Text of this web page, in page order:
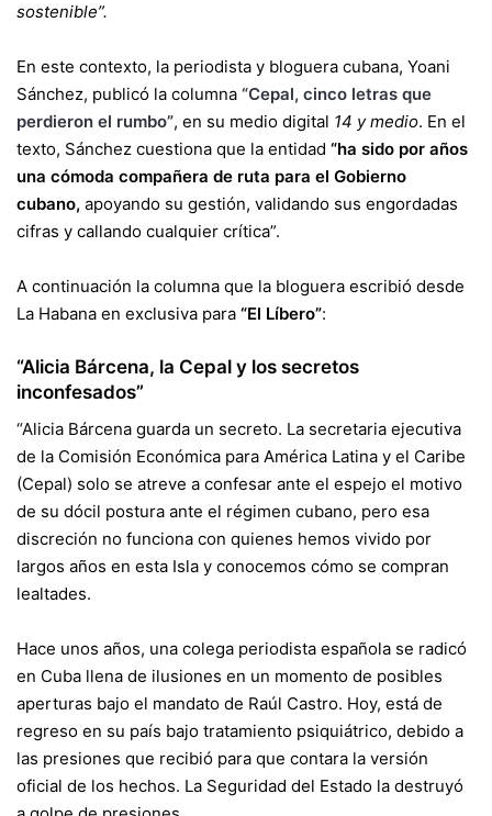
sostenible”.
En este contexto, la periodista y bloguera cubana, Yoani
Sánchez, publicó la columna “Cepal, cinco letras que
perdieron el rumbo”, en su medio digital 14 y medio. En el
texto, Sánchez cuestiona que la entidad “ha sido por años
una cómoda compañera de ruta para el Gobierno
cubano, apoyando su gestión, validando sus engordadas
cifras y callando cualquier crítica”.
A continuación la columna que la bloguera escribió desde
La Habana en exclusiva para “El Líbero”:
“Alicia Bárcena, la Cepal y los secretos
inconfesados”
“Alicia Bárcena guarda un secreto. La secretaria ejecutiva
de la Comisión Económica para América Latina y el Caribe
(Cepal) solo se atreve a confesar ante el espejo el motivo
de su dócil postura ante el régimen cubano, pero esa
discreción no funciona con quienes hemos vivido por
largos años en esta Isla y conocemos cómo se compran
lealtades.
Hace unos años, una colega periodista española se radicó
en Cuba llena de ilusiones en un momento de posibles
aperturas bajo el mandato de Raúl Castro. Hoy, está de
regreso en su país bajo tratamiento psiquiátrico, debido a
las presiones que recibió para que contara la versión
oficial de los hechos. La Seguridad del Estado la destruyó